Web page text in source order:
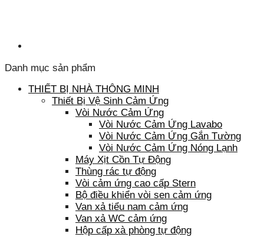
Danh mục sản phẩm
THIẾT BỊ NHÀ THÔNG MINH
Thiết Bị Vệ Sinh Cảm Ứng
Vòi Nước Cảm Ứng
Vòi Nước Cảm Ứng Lavabo
Vòi Nước Cảm Ứng Gắn Tường
Vòi Nước Cảm Ứng Nóng Lạnh
Máy Xịt Cồn Tự Động
Thùng rác tự động
Vòi cảm ứng cao cấp Stern
Bộ điều khiển vòi sen cảm ứng
Van xả tiểu nam cảm ứng
Van xả WC cảm ứng
Hộp cấp xà phòng tự động